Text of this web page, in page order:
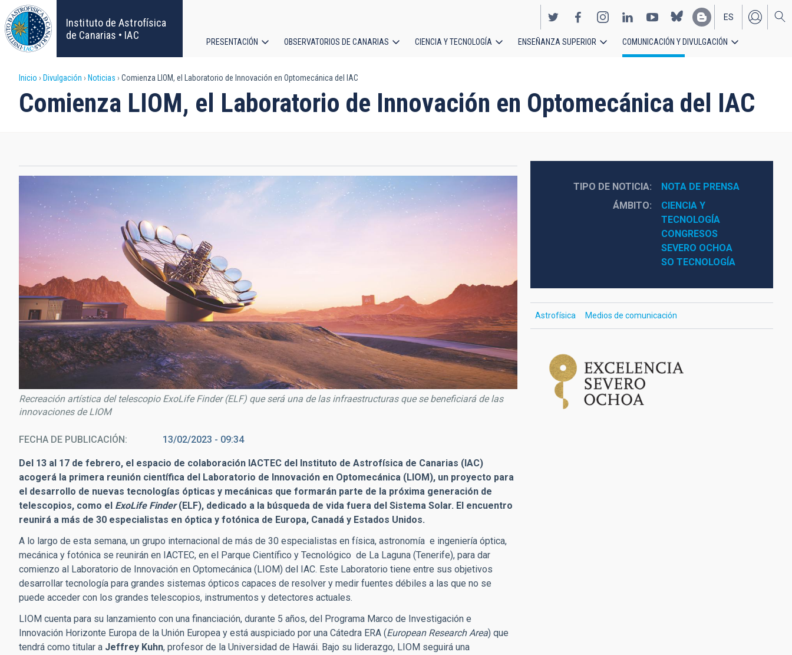
Pasar
al
contenido
principal
Instituto de Astrofísica
de Canarias • IAC
EN
ES
principal
PRESENTACIÓN OBSERVATORIOS DE CANARIAS CIENCIA Y TECNOLOGÍA ENSEÑANZA SUPERIOR COMUNICACIÓN Y DIVULGACIÓN
Sobrescribir
enlaces
ayuda
a
la
navegación
Inicio Divulgación Noticias Comienza LIOM, el Laboratorio de Innovación en Optomecánica del IAC
Comienza LIOM, el Laboratorio de Innovación en Optomecánica del IAC
Recreación artística del telescopio ExoLife Finder (ELF) que será una de las infraestructuras que se beneficiará de las
innovaciones de LIOM
FECHA DE PUBLICACIÓN 13/02/2023 - 09:34
Del 13 al 17 de febrero, el espacio de colaboración IACTEC del Instituto de Astrofísica de Canarias (IAC)
acogerá la primera reunión científica del Laboratorio de Innovación en Optomecánica (LIOM), un proyecto para
el desarrollo de nuevas tecnologías ópticas y mecánicas que formarán parte de la próxima generación de
telescopios, como el ExoLife Finder(ELF), dedicado a la búsqueda de vida fuera del Sistema Solar. El encuentro
reunirá a más de 30 especialistas en óptica y fotónica de Europa, Canadá y Estados Unidos.
A lo largo de esta semana, un grupo internacional de más de 30 especialistas en física, astronomía e ingeniería óptica,
mecánica y fotónica se reunirán en IACTEC, en el Parque Científico y Tecnológico de La Laguna (Tenerife), para dar
comienzo al Laboratorio de Innovación en Optomecánica (LIOM) del IAC. Este Laboratorio tiene entre sus objetivos
desarrollar tecnología para grandes sistemas ópticos capaces de resolver y medir fuentes débiles a las que no se
puede acceder con los grandes telescopios, instrumentos y detectores actuales.
LIOM cuenta para su lanzamiento con una financiación, durante 5 años, del Programa Marco de Investigación e
Innovación Horizonte Europa de la Unión Europea y está auspiciado por una Cátedra ERA (European Research Area) que
tendrá como titular a Jeffrey Kuhn, profesor de la Universidad de Hawái. Bajo su liderazgo, LIOM seguirá una
TIPO DE NOTICIA
NOTA DE PRENSA
ÁMBITO
CIENCIA Y
TECNOLOGÍA
CONGRESOS
SEVERO OCHOA
SO TECNOLOGÍA
Astrofísica Medios de comunicación